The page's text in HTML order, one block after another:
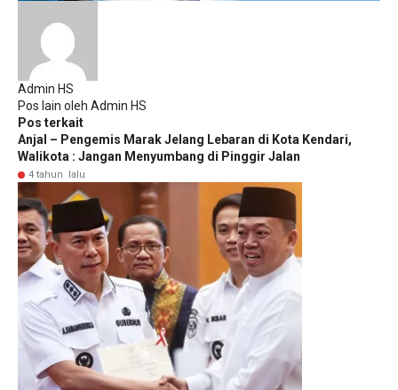
Admin HS
Pos lain oleh Admin HS
Pos terkait
Anjal – Pengemis Marak Jelang Lebaran di Kota Kendari,
Walikota : Jangan Menyumbang di Pinggir Jalan
4 tahun lalu